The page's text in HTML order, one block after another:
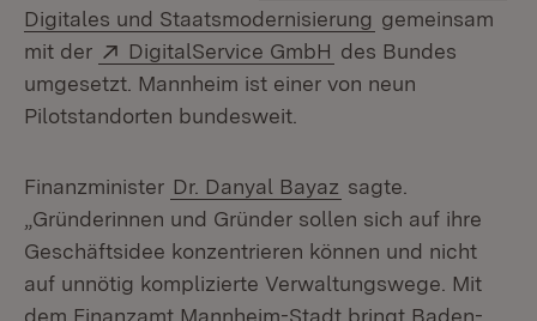
Digitales und Staatsmodernisierung (Öffnet in
gemeinsam
mit der
Extern:
DigitalService GmbH (Öffnet in neuem
des Bundes
umgesetzt. Mannheim ist einer von neun
Pilotstandorten bundesweit.
Finanzminister Dr. Danyal Bayaz sagte.
„Gründerinnen und Gründer sollen sich auf ihre
Geschäftsidee konzentrieren können und nicht
auf unnötig komplizierte Verwaltungswege. Mit
dem Finanzamt Mannheim-Stadt bringt Baden-